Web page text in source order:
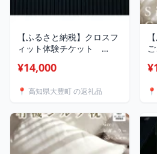
【ふるさと納税】クロスフ
ィット体験チケット
チケット)【1487933】
¥14,000
📍 高知県大豊町 の返礼品